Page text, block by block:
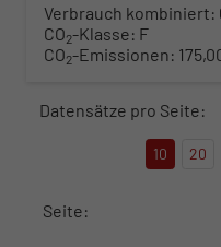
Verbrauch kombiniert:
CO2-Klasse: F
CO2-Emissionen:
Datensätze pro Seite:
10 20
Seite: